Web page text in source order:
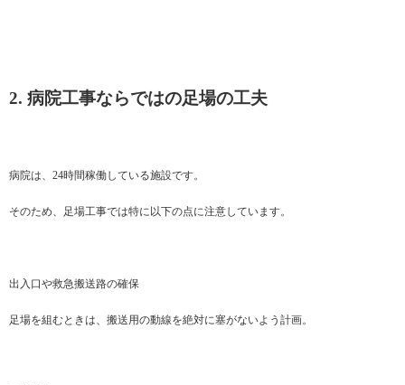
2. 病院工事ならではの足場の工夫
病院は、24時間稼働している施設です。
そのため、足場工事では特に以下の点に注意しています。
出入口や救急搬送路の確保
足場を組むときは、搬送用の動線を絶対に塞がないよう計画。